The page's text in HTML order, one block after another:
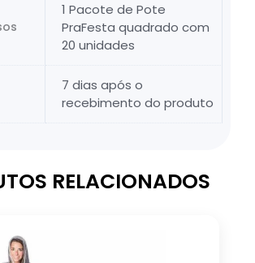
1 Pacote de Pote
PraFesta quadrado com
20 unidades
7 dias após o
recebimento do produto
RELACIONADOS